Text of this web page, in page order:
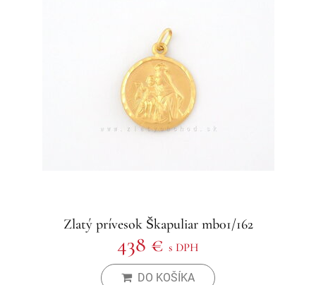
Zlatý prívesok Škapuliar mb01/162
438 € s DPH
DO KOŠÍKA